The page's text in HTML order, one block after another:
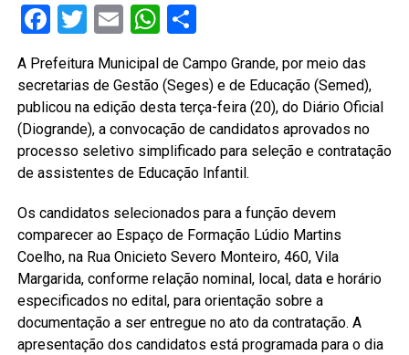
Facebook
Twitter
EmailWhatsApp
Share
A Prefeitura Municipal de Campo Grande, por meio das
secretarias de Gestão (Seges) e de Educação (Semed),
publicou na edição desta terça-feira (20), do Diário Oficial
(Diogrande), a convocação de candidatos aprovados no
processo seletivo simplificado para seleção e contratação
de assistentes de Educação Infantil.
Os candidatos selecionados para a função devem
comparecer ao Espaço de Formação Lúdio Martins
Coelho, na Rua Onicieto Severo Monteiro, 460, Vila
Margarida, conforme relação nominal, local, data e horário
especificados no edital, para orientação sobre a
documentação a ser entregue no ato da contratação. A
apresentação dos candidatos está programada para o dia